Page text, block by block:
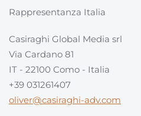
Rappresentanza Italia
Casiraghi Global Media srl
Via Cardano 81
IT - 22100 Como - Italia
+39 031261407
oliver@casiraghi-adv.com